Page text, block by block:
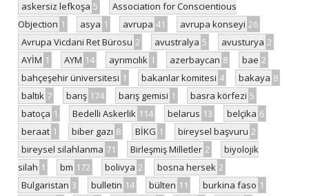
askersiz lefkoşa 5
Association for Conscientious
Objection 1 asya 1 avrupa 41 avrupa konseyi 26
Avrupa Vicdani Ret Bürosu 2 avustralya 5 avusturya 2
AYİM 1 AYM 14 ayrımcılık 1 azerbaycan 8 bae 2
bahçeşehir üniversitesi 1 bakanlar komitesi 4 bakaya 8
baltık 7 barış 174 barış gemisi 1 basra körfezi 5
batoça 1 Bedelli Askerlik 114 belarus 13 belçika 6
beraat 1 biber gazı 8 BİKG 1 bireysel başvuru 2
bireysel silahlanma 71 Birleşmiş Milletler 2
biyolojik
silah 1 bm 172 bolivya 2 bosna hersek 2
Bulgaristan 3 bulletin 14 bülten 11 burkina faso 1